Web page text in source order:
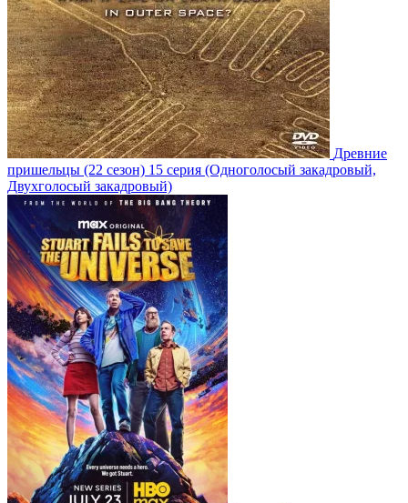
Древние
пришельцы (22 сезон) 15 серия (Одноголосый закадровый,
Двухголосый закадровый)